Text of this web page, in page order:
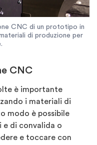
CNC di un prototipo in
di produzione per
CNC
è importante
i materiali di
modo è possibile
di convalida o
e toccare con